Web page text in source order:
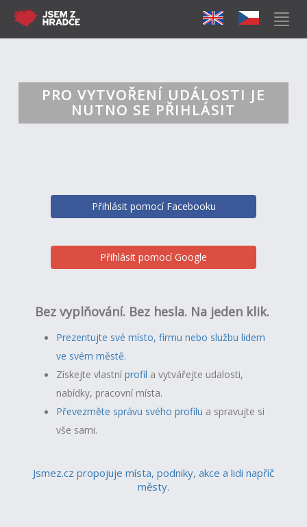
PRO VYTVOŘENÍ UDÁLOSTI JE
NUTNO SE PŘIHLÁSIT
Přihlásit pomocí Facebooku
Přihlásit pomocí Google
Bez vyplňování. Bez hesla. Na jeden klik.
Prezentujte své místo, firmu nebo službu lidem
ve svém městě.
Získejte vlastníprofil a vytvářejte udalosti,
nabídky, pracovní místa.
Převezměte správu svého profilu a spravujte si
vše sami.
Jsmez.cz propojuje místa, podniky, akce a lidi napříč
městy.